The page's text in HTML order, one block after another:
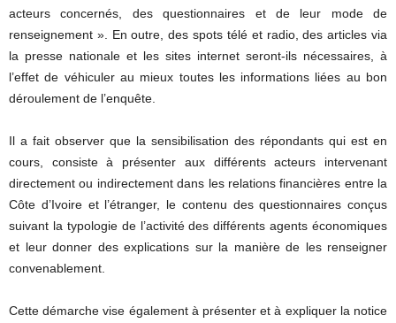
acteurs concernés, des questionnaires et de leur mode de
renseignement ». En outre, des spots télé et radio, des articles via
la presse nationale et les sites internet seront-ils nécessaires, à
l’effet de véhiculer au mieux toutes les informations liées au bon
déroulement de l’enquête.
Il a fait observer que la sensibilisation des répondants qui est en
cours, consiste à présenter aux différents acteurs intervenant
directement ou indirectement dans les relations financières entre la
Côte d’Ivoire et l’étranger, le contenu des questionnaires conçus
suivant la typologie de l’activité des différents agents économiques
et leur donner des explications sur la manière de les renseigner
convenablement.
Cette démarche vise également à présenter et à expliquer la notice